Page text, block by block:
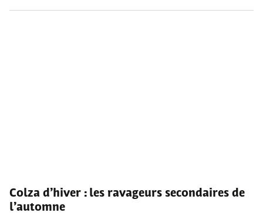
Colza d’hiver : les ravageurs secondaires de
l’automne